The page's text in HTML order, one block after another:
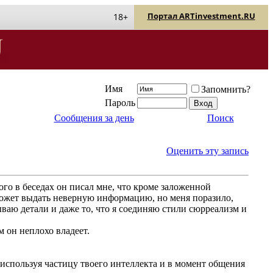
Портал ARTinvestment.RU
18+
Имя
Запомнить?
Пароль
Сообщения за день
Поиск
Оценить эту запись
в беседах он писал мне, что кроме заложенной
выдать неверную информацию, но меня поразило,
детали и даже то, что я соединяю стили сюрреализм и
неплохо владеет.
частицу твоего интеллекта и в момент общения